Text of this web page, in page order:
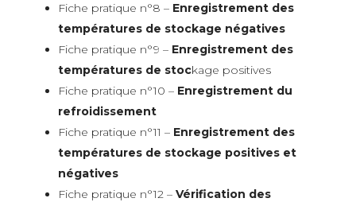
Fiche pratique n°8 – Enregistrement des
températures de stockage négatives
Fiche pratique n°9 –Enregistrement des
températures de stockage positives
Fiche pratique n°10 – Enregistrement du
refroidissement
Fiche pratique n°11 – Enregistrement des
températures de stockage positives et
négatives
Fiche pratique n°12 – Vérification des